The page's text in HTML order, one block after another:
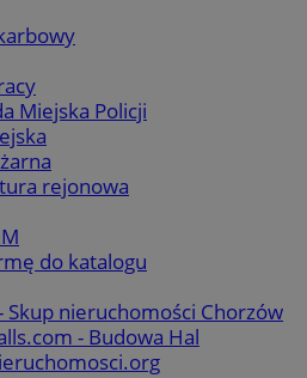
Miejska Policji
rejonowa
do katalogu
Skup nieruchomości Chorzów
- Budowa Hal